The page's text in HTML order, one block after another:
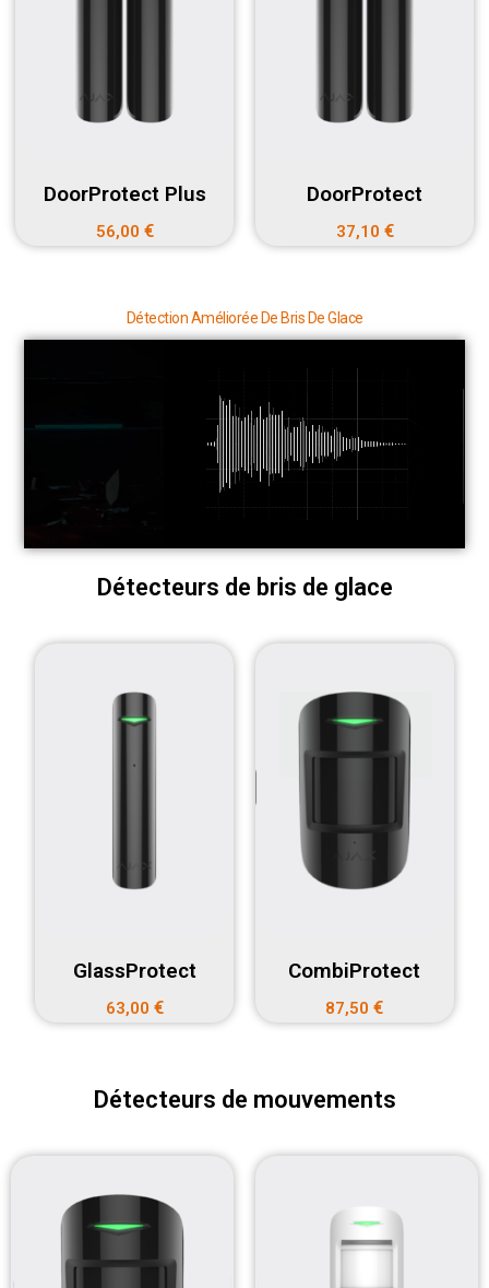
DoorProtect Plus
56,00 €
DoorProtect
37,10 €
Détection Améliorée De Bris De Glace
Détecteurs de bris de glace
GlassProtect
63,00 €
CombiProtect
87,50€
Détecteurs de mouvements